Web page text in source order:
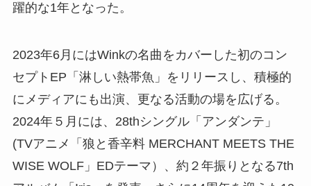
躍的な1年となった。
2023年6月にはWinkの名曲をカバーした初のコン
セプトEP「淋しい熱帯魚」をリリースし、積極的
にメディアにも出演、更なる活動の場を広げる。
2024年５月には、28thシングル「アンダンテ」
(TVアニメ「狼と香辛料 MERCHANT MEETS THE
WISE WOLF」EDテーマ）、約２年振りとなる7th